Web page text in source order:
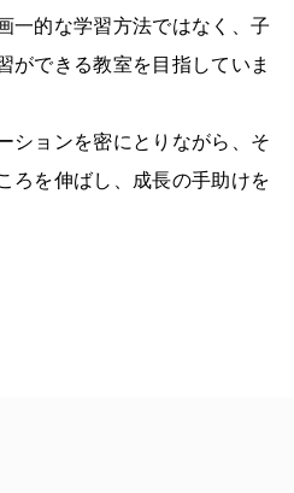
一的な学習方法ではなく、子
ができる教室を目指していま
ションを密にとりながら、そ
ろを伸ばし、成長の手助けを